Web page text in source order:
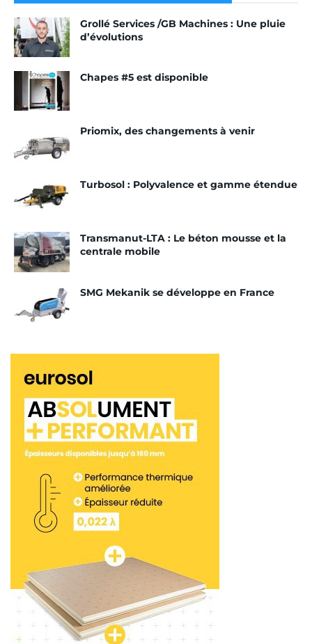
Lancy : Un réseau, deux
marques
Priomix : En mouvement
Putzmeister : Large gamme
Turbosol : Pour les gros
Weber Pompe : Nouveau
concept
son
r la partie chape, par PL2M. Et chapeautées par
notamment, Stéphane Francotte chef produit de
la spécialité.
Quelles sont les solutions Brinkmann
pour les chapes traditionnelles ?
l’Estrich Boy DC 450 Stage V, qui est, comme son
nom l’indique, conforme à la réglementation pour
les moteurs Stage V. C’est une machine qui a été
lancée en 2020. Equipée d’un moteur plus
puissant Deutz de 36.4 kW. Elle a été repensée en
totalité. Notamment avec un nouveau châssis, un
nouveau capot moderne. Et extrêmement
robuste, ainsi qu’un repositionnement de
l’ensemble des boutons. Ceci, avec un nouveau
clavier très simple d’utilisation. De plus, le flux d’air
dans le compartiment moteur a aussi été revu.
Pour permettre une meilleure aération.
Lire aussi : PL2M, Brinkmann, Lancy et
Putzmeister au catalogue
Grollé Services /GB Machines : Une pluie
d’évolutions
Chapes #5 est disponible
Priomix, des changements à venir
Turbosol : Polyvalence et gamme étendue
Transmanut-LTA : Le béton mousse et la
centrale mobile
SMG Mekanik se développe en France